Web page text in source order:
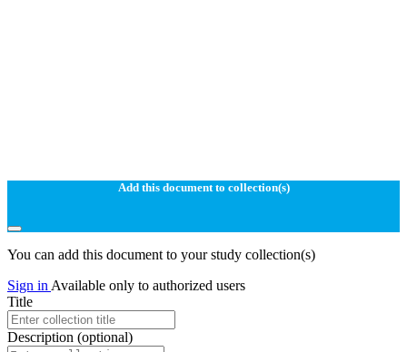
Add this document to collection(s)
You can add this document to your study collection(s)
Sign in Available only to authorized users
Title
Description (optional)